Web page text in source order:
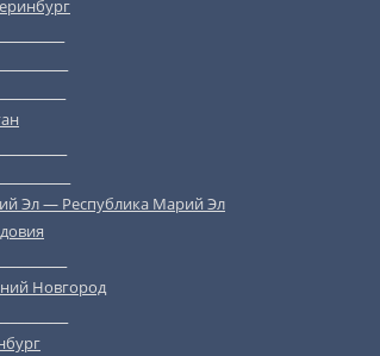
Эл — Республика Марий Эл
Новгород